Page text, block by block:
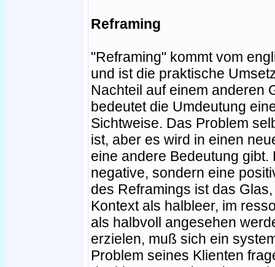
Reframing
"Reframing" kommt vom
und ist die praktische
Nachteil auf einem anderen
bedeutet die Umdeutung
Sichtweise. Das Problem
ist, aber es wird in einen
eine andere Bedeutung
negative, sondern eine
des Reframings ist das
Kontext als halbleer, im
als halbvoll angesehen
erzielen, muß sich ein
Problem seines Klienten